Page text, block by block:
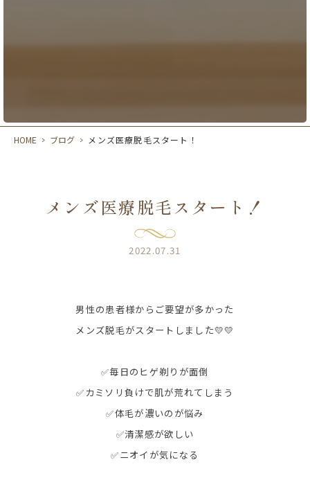
HOME > ブログ > メンズ医療脱毛スタート！
メンズ医療脱毛スタート！
2022.07.31
男性の患者様からご要望が多かった
メンズ脱毛がスタートしました💛💛
✅毎日のヒゲ剃りが面倒
✅カミソリ負けで肌が荒れてしまう
✅体毛が濃いのが悩み
✅清潔感が欲しい
✅ニオイが気になる